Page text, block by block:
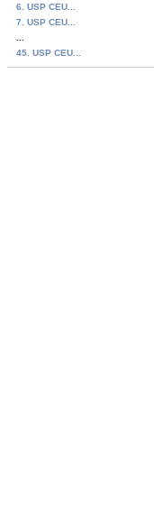
6. USP CEU...
7. USP CEU...
45. USP CEU...